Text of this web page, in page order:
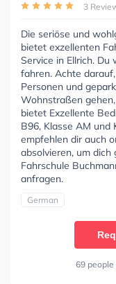
3
Die seriöse und
bietet exzellenten
Service in Ellrich.
fahren. Achte
Personen und
Wohnstraßen
bietet Exzellente
B96, Klasse AM und
empfehlen dir auch
absolvieren, um
Fahrschule
anfragen.
German
69 people